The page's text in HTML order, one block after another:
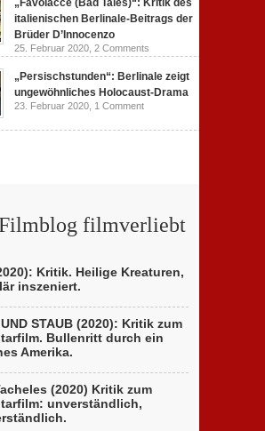
„Favolacce (Bad Tales)“: Kritik des
italienischen Berlinale-Beitrags der
Brüder D’Innocenzo
25. Februar 2020, 2 Comments
„Persischstunden“: Berlinale zeigt
ungewöhnliches Holocaust-Drama
23. Februar 2020, 1 Comment
filmverliebt
Kritik. Heilige Kreaturen,
inszeniert.
STAUB (2020): Kritik zum
Bullenritt durch ein
Amerika.
(2020) Kritik zum
unverständlich,